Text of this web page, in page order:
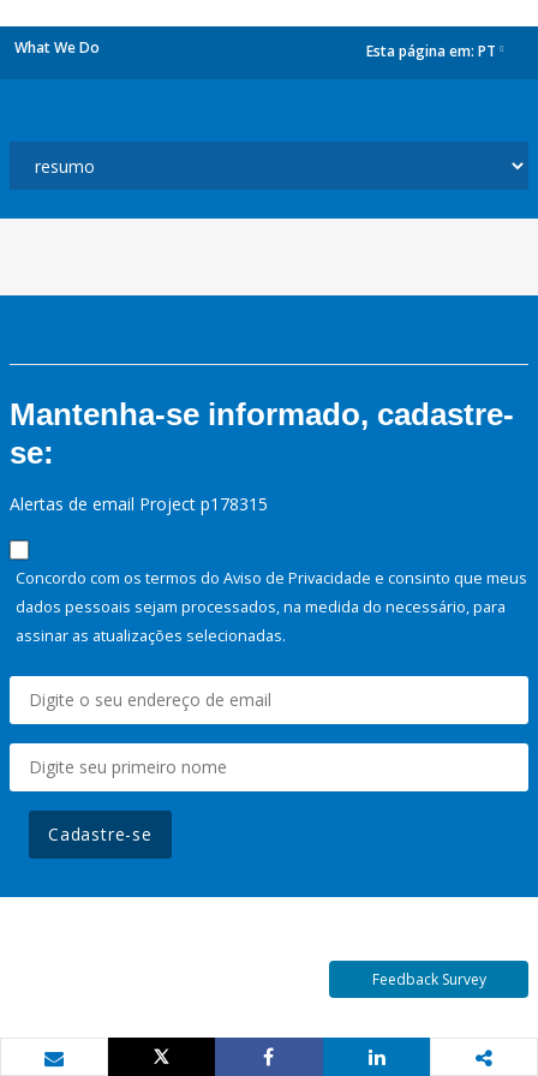
What We Do Esta página em: PT
Mantenha-se informado, cadastre-
se:
Alertas de email Project p178315
Concordo com os termos do Aviso de Privacidade e consinto que meus
dados pessoais sejam processados, na medida do necessário, para
assinar as atualizações selecionadas.
Cadastre-se
Feedback Survey